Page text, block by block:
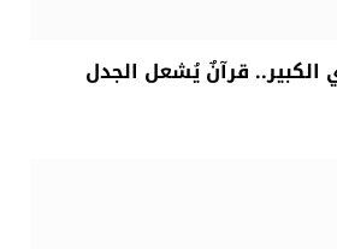
قرآنٌ يُشعل الجدل